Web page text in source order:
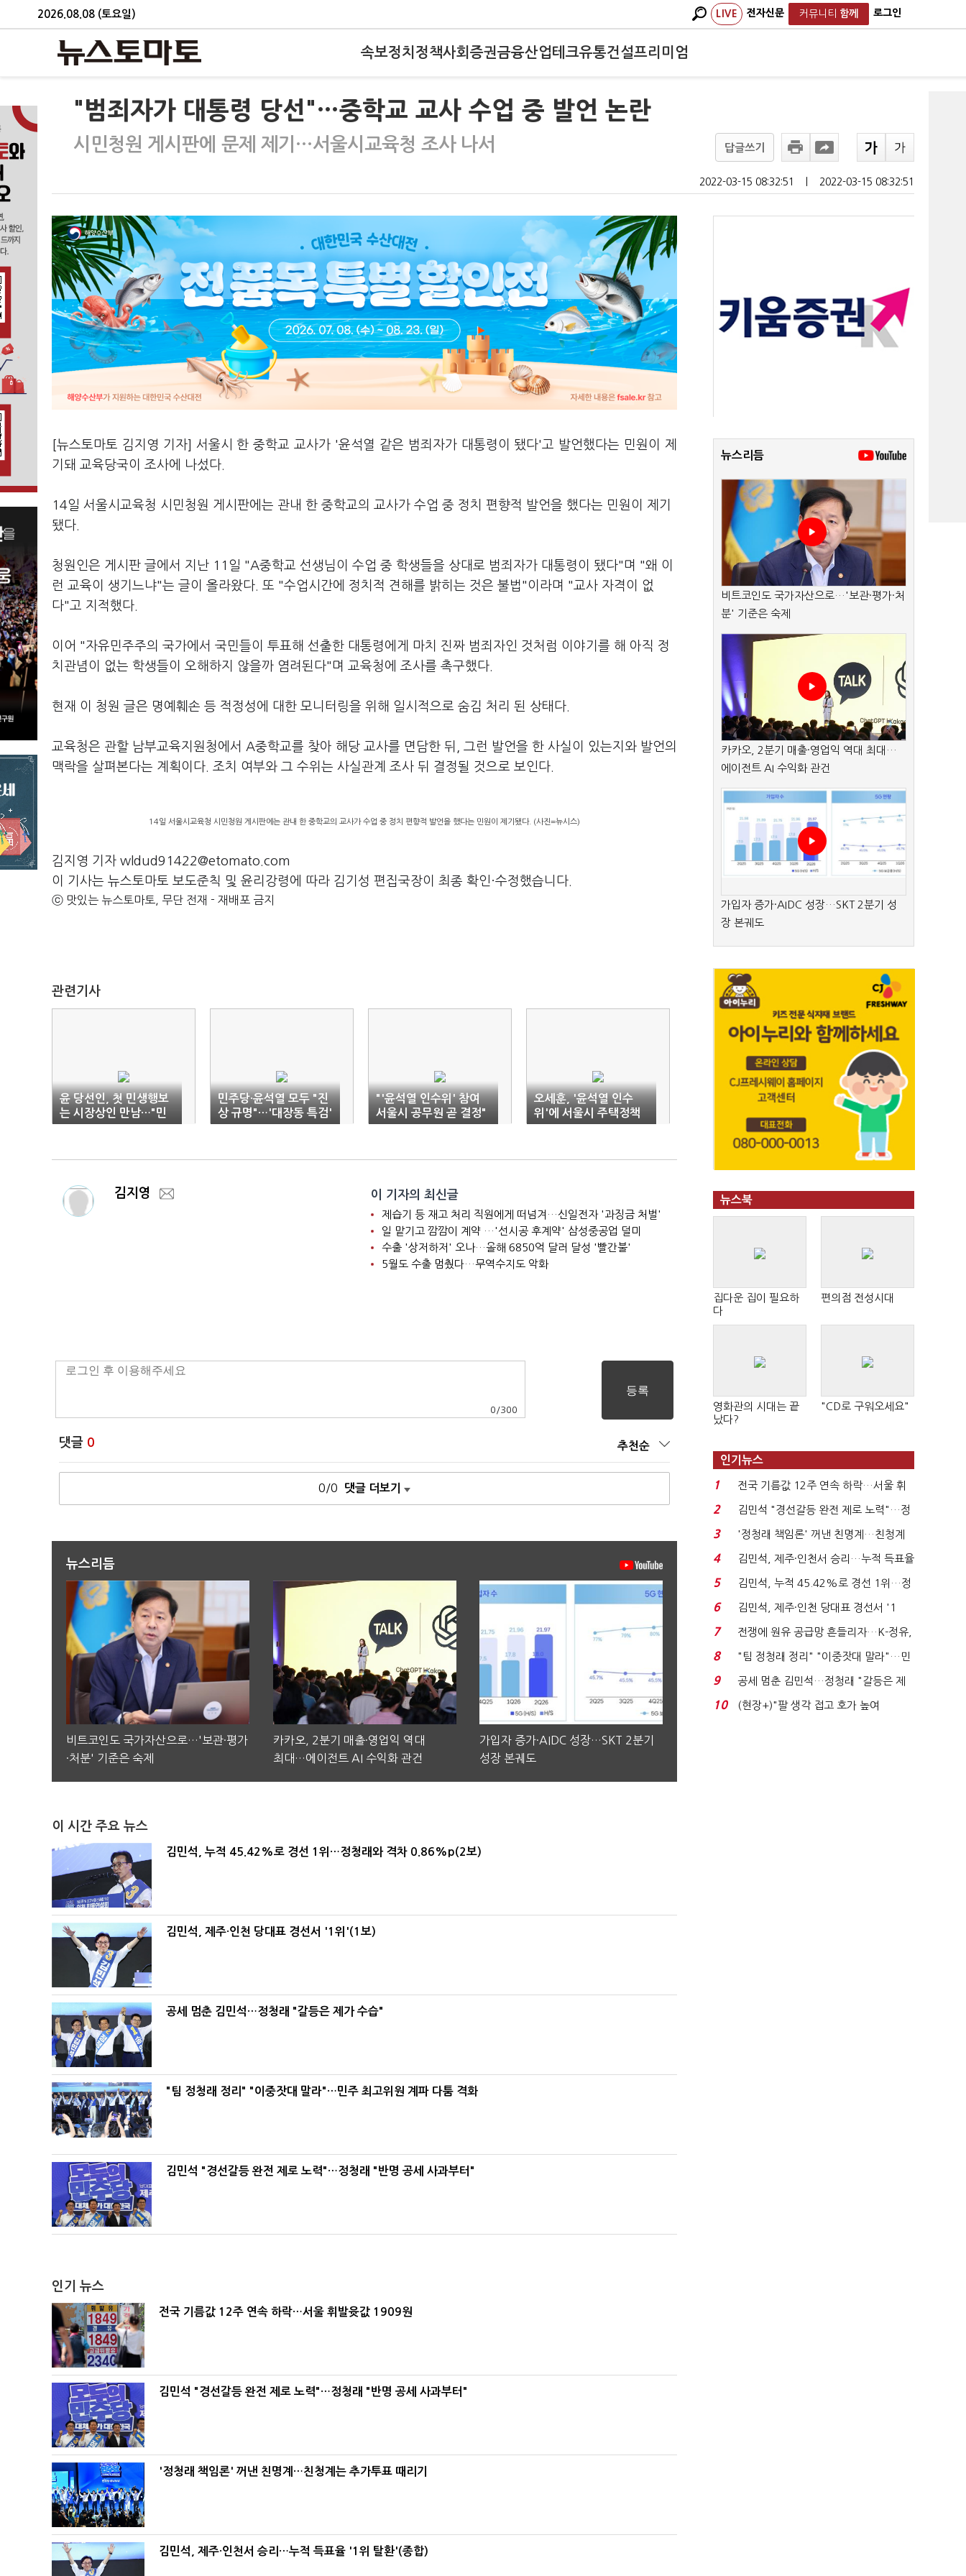
2026.08.08 (토요일) LIVE 전자신문 커뮤니티 함께 로그인
속보정치 정책사회 증권금융산업테크유통건설프리미엄
"범죄자가 대통령 당선"…중학교 교사 수업 중 발언 논란
시민청원 게시판에 문제 제기…서울시교육청 조사 나서 답글쓰기
2022-03-15 08:32:51 2022-03-15 08:32:51
[뉴스토마토 김지영 기자] 서울시 한 중학교 교사가 '윤석열 같은 범죄자가 대통령이 됐다'고 발언했다는 민원이 제
기돼 교육당국이 조사에 나섰다.
14일 서울시교육청 시민청원 게시판에는 관내 한 중학교의 교사가 수업 중 정치 편향적 발언을 했다는 민원이 제기
됐다.
청원인은 게시판 글에서 지난 11일 "A중학교 선생님이 수업 중 학생들을 상대로 범죄자가 대통령이 됐다"며 "왜 이
런 교육이 생기느냐"는 글이 올라왔다. 또 "수업시간에 정치적 견해를 밝히는 것은 불법"이라며 "교사 자격이 없
다"고 지적했다.
이어 "자유민주주의 국가에서 국민들이 투표해 선출한 대통령에게 마치 진짜 범죄자인 것처럼 이야기를 해 아직 정
치관념이 없는 학생들이 오해하지 않을까 염려된다"며 교육청에 조사를 촉구했다.
현재 이 청원 글은 명예훼손 등 적정성에 대한 모니터링을 위해 일시적으로 숨김 처리 된 상태다.
교육청은 관할 남부교육지원청에서 A중학교를 찾아 해당 교사를 면담한 뒤, 그런 발언을 한 사실이 있는지와 발언의
맥락을 살펴본다는 계획이다. 조치 여부와 그 수위는 사실관계 조사 뒤 결정될 것으로 보인다.
14일 서울시교육청 시민청원 게시판에는 관내 한 중학교의 교사가 수업 중 정치 편향적 발언을 했다는 민원이 제기됐다. (사진=뉴시스)
김지영 기자 wldud91422@etomato.com
이 기사는 뉴스토마토 보도준칙 및 윤리강령에 따라 김기성 편집국장이 최종 확인·수정했습니다.
ⓒ 맛있는 뉴스토마토, 무단 전재 - 재배포 금지
관련기사
윤 당선인, 첫 민생행보
는 시장상인 만남…"민
생경제 바탕되는 곳"
민주당·윤석열 모두 "진
상 규명"…'대장동 특검'
현실화 될까
"'윤석열 인수위' 참여
서울시 공무원 곧 결정"
오세훈, '윤석열 인수
위'에 서울시 주택정책
실장 파견
김지영 이 기자의 최신글
제습기 등 재고 처리 직원에게 떠넘겨…신일전자 '과징금 처벌'
일 맡기고 깜깜이 계약 …'선시공 후계약' 삼성중공업 덜미
수출 '상저하저' 오나…올해 6850억 달러 달성 '빨간불'
5월도 수출 멈췄다…무역수지도 악화
0 /300
댓글 0 추천순
0/0 댓글 더보기
뉴스리듬
비트코인도 국가자산으로…'보관·평가
·처분' 기준은 숙제
카카오, 2분기 매출·영업익 역대
최대…에이전트 AI 수익화 관건
가입자 증가·AIDC 성장…SKT 2분기
성장 본궤도
이 시간 주요 뉴스
김민석, 누적 45.42%로 경선 1위…정청래와 격차 0.86%p(2보)
김민석, 제주·인천 당대표 경선서 '1위'(1보)
공세 멈춘 김민석…정청래 "갈등은 제가 수습"
"팀 정청래 정리" "이중잣대 말라"…민주 최고위원 계파 다툼 격화
김민석 "경선갈등 완전 제로 노력"…정청래 "반명 공세 사과부터"
인기 뉴스
전국 기름값 12주 연속 하락…서울 휘발윳값 1909원
김민석 "경선갈등 완전 제로 노력"…정청래 "반명 공세 사과부터"
'정청래 책임론' 꺼낸 친명계…친청계는 추가투표 때리기
김민석, 제주·인천서 승리…누적 득표율 '1위 탈환'(종합)
뉴스리듬
비트코인도 국가자산으로…'보관·평가·처
분' 기준은 숙제
카카오, 2분기 매출·영업익 역대 최대…
에이전트 AI 수익화 관건
가입자 증가·AIDC 성장…SKT 2분기 성
장 본궤도
뉴스북
집다운 집이 필요하
다
편의점 전성시대
영화관의 시대는 끝
났다?
"CD로 구워오세요"
인기뉴스
1
전국 기름값 12주 연속 하락…서울 휘
발윳값 1909원...
2
김민석 "경선갈등 완전 제로 노력"…정
청래 "반명 공세 사...
3
'정청래 책임론' 꺼낸 친명계…친청계
는 추가투표 때리기...
4
김민석, 제주·인천서 승리…누적 득표율
'1위 탈환'(종합)...
5
김민석, 누적 45.42%로 경선 1위…정
청래와 격차 0.86%p(...
6
김민석, 제주·인천 당대표 경선서 '1
위'(1보)...
7
전쟁에 원유 공급망 흔들리자…K-정유,
에너지안보 핵심...
8
"팀 정청래 정리" "이중잣대 말라"…민
주 최고위원 계파 다...
9
공세 멈춘 김민석…정청래 "갈등은 제
가 수습"
10
(현장+)"팔 생각 접고 호가 높여